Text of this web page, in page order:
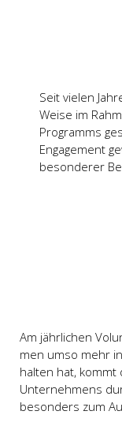
Seit vie­len
Wei­se im
Pro­gramms
Enga­ge­ment
beson­de­rer
Am jähr­li­chen
men umso mehr
hal­ten hat, kommt
Unter­neh­mens
beson­ders zum